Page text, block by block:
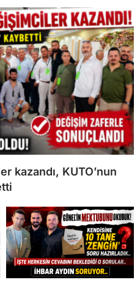
kazandı, KUTO’nun